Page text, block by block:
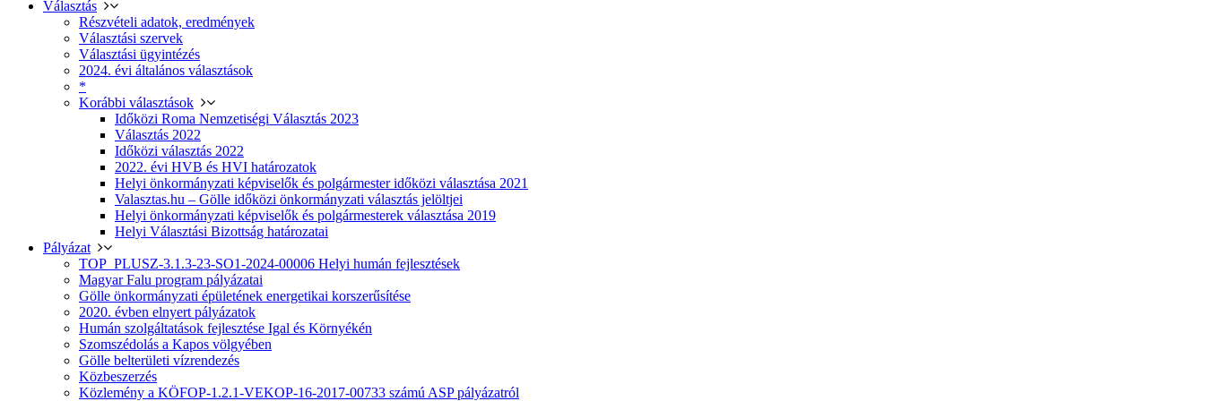
Választás
Részvételi adatok, eredmények
Választási szervek
Választási ügyintézés
2024. évi általános választások
*
Korábbi választások
Időközi Roma Nemzetiségi Választás 2023
Választás 2022
Időközi választás 2022
2022. évi HVB és HVI határozatok
Helyi önkormányzati képviselők és polgármester időközi választása 2021
Valasztas.hu – Gölle időközi önkormányzati választás jelöltjei
Helyi önkormányzati képviselők és polgármesterek választása 2019
Helyi Választási Bizottság határozatai
Pályázat
TOP_PLUSZ-3.1.3-23-SO1-2024-00006 Helyi humán fejlesztések
Magyar Falu program pályázatai
Gölle önkormányzati épületének energetikai korszerűsítése
2020. évben elnyert pályázatok
Humán szolgáltatások fejlesztése Igal és Környékén
Szomszédolás a Kapos völgyében
Gölle belterületi vízrendezés
Közbeszerzés
Közlemény a KÖFOP-1.2.1-VEKOP-16-2017-00733 számú ASP pályázatról